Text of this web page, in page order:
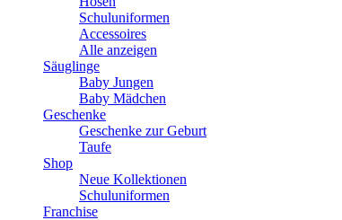
Schuluniformen
Accessoires
Alle anzeigen
Säuglinge
Baby Jungen
Baby Mädchen
Geschenke
Geschenke zur Geburt
Taufe
Shop
Neue Kollektionen
Schuluniformen
Franchise